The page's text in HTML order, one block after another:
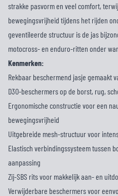
strakke pasvorm en veel comfort,
bewegingsvrijheid tijdens het rijden
geventileerde structuur is de jas
motocross- en enduro-ritten onder
Kenmerken:
Rekbaar beschermend jasje gemaakt
D3O-beschermers op de borst, rug,
Ergonomische constructie voor een
bewegingsvrijheid
Uitgebreide mesh-structuur voor
Elastisch verbindingssysteem tussen
aanpassing
Zij-SBS rits voor makkelijk aan- en
Verwijderbare beschermers voor